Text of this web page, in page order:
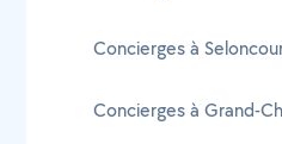
Concierges à
Concierges à Grand-